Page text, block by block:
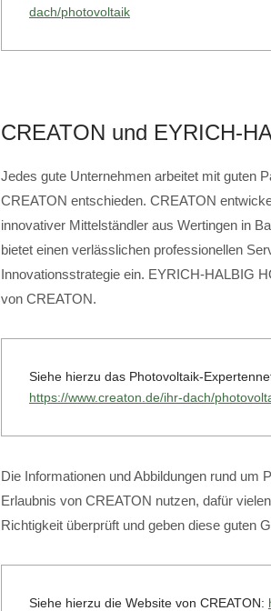
dach/photovoltaik
CREATON und EYRICH-
Jedes gute Unternehmen arbeitet mit guten
CREATON entschieden. CREATON
innovativer Mittelständler aus Wertingen in
bietet einen verlässlichen professionellen
Innovationsstrategie ein. EYRICH-HALBIG
von CREATON.
Siehe hierzu das Photovoltaik-
https://www.creaton.de/ihr-dach/
Die Informationen und Abbildungen rund um
Erlaubnis von CREATON nutzen, dafür
Richtigkeit überprüft und geben diese guten
Siehe hierzu die Website von CREATON: